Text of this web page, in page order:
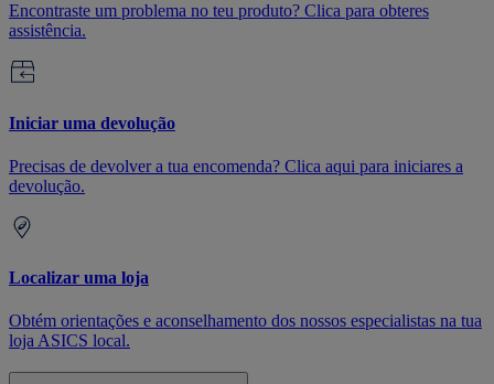
Encontraste um problema no teu produto? Clica para obteres
assistência.
Iniciar uma devolução
Precisas de devolver a tua encomenda? Clica aqui para iniciares a
devolução.
Localizar uma loja
Obtém orientações e aconselhamento dos nossos especialistas na tua
loja ASICS local.